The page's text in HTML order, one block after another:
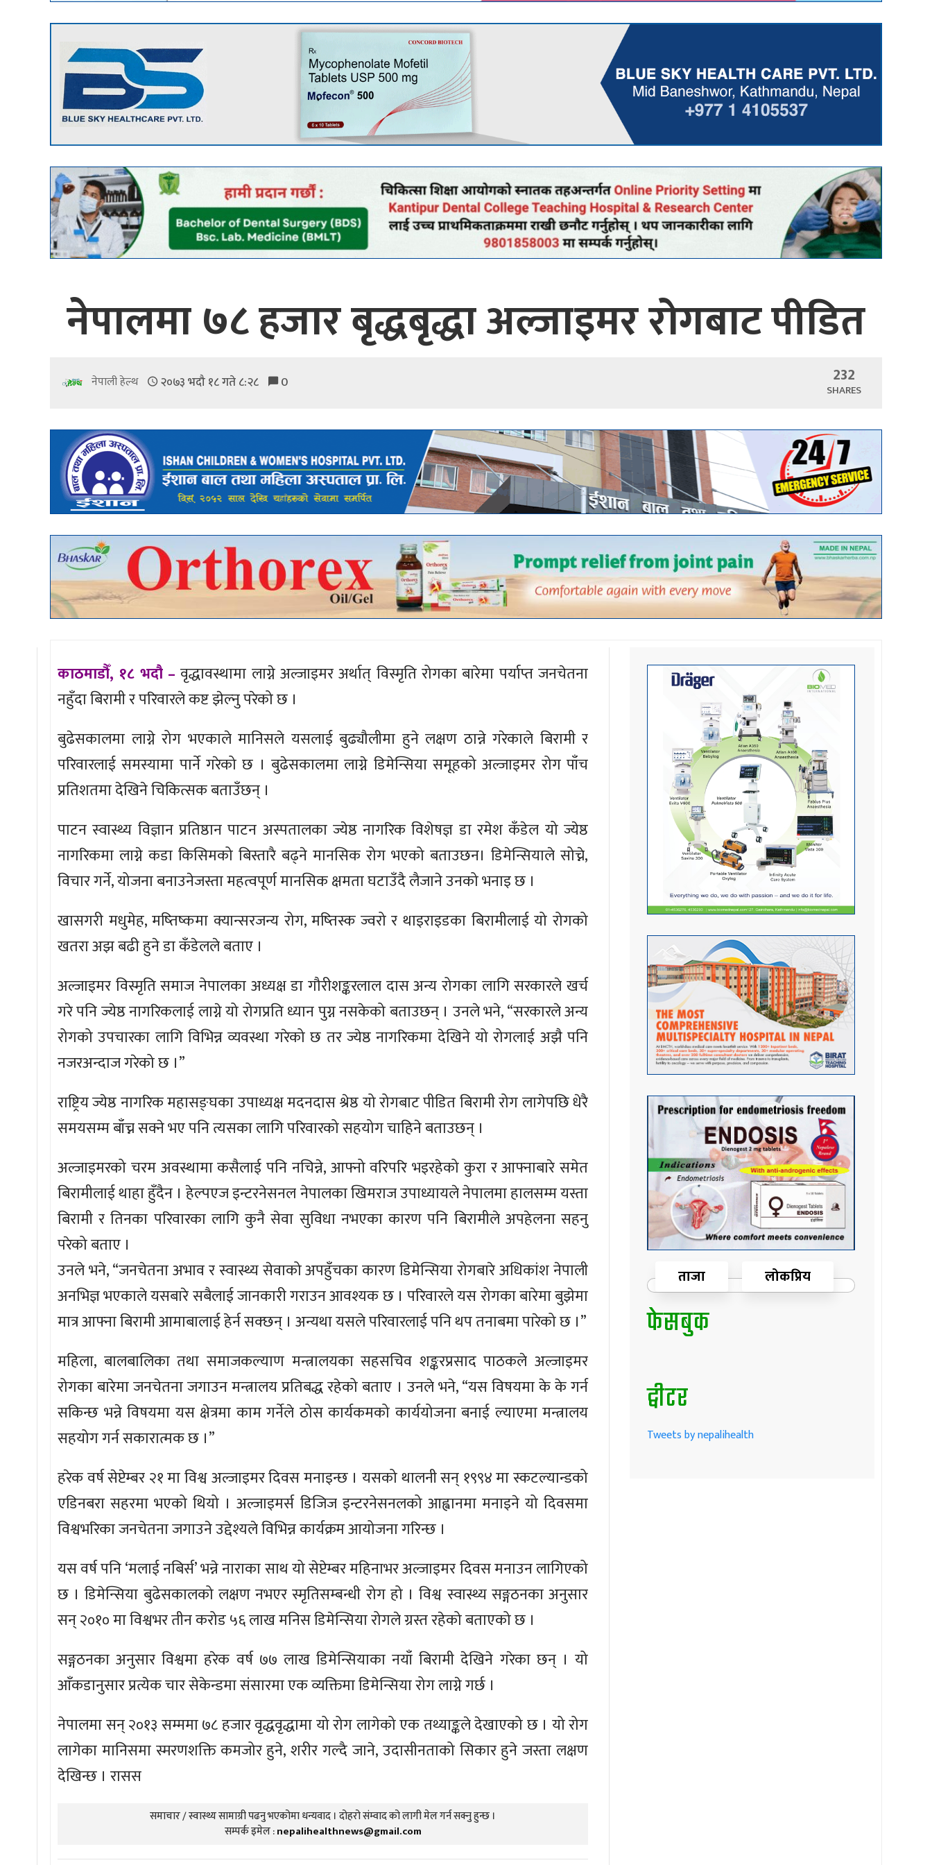
नेपालमा ७८ हजार बृद्धबृद्धा अल्जाइमर रोगबाट पीडित
नेपाली हेल्थ २०७३ भदौ १८ गते ८:२८ 0 232
SHARES
काठमाडौँ, १८ भदौ – वृद्धावस्थामा लाग्ने अल्जाइमर अर्थात् विस्मृति रोगका बारेमा पर्याप्त जनचेतना
नहुँदा बिरामी र परिवारले कष्ट झेल्नु परेको छ ।
बुढेसकालमा लाग्ने रोग भएकाले मानिसले यसलाई बुढ्यौलीमा हुने लक्षण ठान्ने गरेकाले बिरामी र
परिवारलाई समस्यामा पार्ने गरेको छ । बुढेसकालमा लाग्ने डिमेन्सिया समूहको अल्जाइमर रोग पाँच
प्रतिशतमा देखिने चिकित्सक बताउँछन् ।
पाटन स्वास्थ्य विज्ञान प्रतिष्ठान पाटन अस्पतालका ज्येष्ठ नागरिक विशेषज्ञ डा रमेश कँडेल यो ज्येष्ठ
नागरिकमा लाग्ने कडा किसिमको बिस्तारै बढ्ने मानसिक रोग भएको बताउछन। डिमेन्सियाले सोच्ने,
विचार गर्ने, योजना बनाउनेजस्ता महत्वपूर्ण मानसिक क्षमता घटाउँदै लैजाने उनको भनाइ छ ।
खासगरी मधुमेह, मष्तिष्कमा क्यान्सरजन्य रोग, मष्तिस्क ज्वरो र थाइराइडका बिरामीलाई यो रोगको
खतरा अझ बढी हुने डा कँडेलले बताए ।
अल्जाइमर विस्मृति समाज नेपालका अध्यक्ष डा गौरीशङ्करलाल दास अन्य रोगका लागि सरकारले खर्च
गरे पनि ज्येष्ठ नागरिकलाई लाग्ने यो रोगप्रति ध्यान पुग्न नसकेको बताउछन् । उनले भने, “सरकारले अन्य
रोगको उपचारका लागि विभिन्न व्यवस्था गरेको छ तर ज्येष्ठ नागरिकमा देखिने यो रोगलाई अझै पनि
नजरअन्दाज गरेको छ ।”
राष्ट्रिय ज्येष्ठ नागरिक महासङ्घका उपाध्यक्ष मदनदास श्रेष्ठ यो रोगबाट पीडित बिरामी रोग लागेपछि धेरै
समयसम्म बाँच्न सक्ने भए पनि त्यसका लागि परिवारको सहयोग चाहिने बताउछन् ।
अल्जाइमरको चरम अवस्थामा कसैलाई पनि नचिन्ने, आफ्नो वरिपरि भइरहेको कुरा र आफ्नाबारे समेत
बिरामीलाई थाहा हुँदैन । हेल्पएज इन्टरनेसनल नेपालका खिमराज उपाध्यायले नेपालमा हालसम्म यस्ता
बिरामी र तिनका परिवारका लागि कुनै सेवा सुविधा नभएका कारण पनि बिरामीले अपहेलना सहनु
परेको बताए ।
उनले भने, “जनचेतना अभाव र स्वास्थ्य सेवाको अपहुँचका कारण डिमेन्सिया रोगबारे अधिकांश नेपाली
अनभिज्ञ भएकाले यसबारे सबैलाई जानकारी गराउन आवश्यक छ । परिवारले यस रोगका बारेमा बुझेमा
मात्र आफ्ना बिरामी आमाबालाई हेर्न सक्छन् । अन्यथा यसले परिवारलाई पनि थप तनाबमा पारेको छ ।”
महिला, बालबालिका तथा समाजकल्याण मन्त्रालयका सहसचिव शङ्करप्रसाद पाठकले अल्जाइमर
रोगका बारेमा जनचेतना जगाउन मन्त्रालय प्रतिबद्ध रहेको बताए । उनले भने, “यस विषयमा के के गर्न
सकिन्छ भन्ने विषयमा यस क्षेत्रमा काम गर्नेले ठोस कार्यकमको कार्ययोजना बनाई ल्याएमा मन्त्रालय
सहयोग गर्न सकारात्मक छ ।”
हरेक वर्ष सेप्टेम्बर २१ मा विश्व अल्जाइमर दिवस मनाइन्छ । यसको थालनी सन् १९९४ मा स्कटल्यान्डको
एडिनबरा सहरमा भएको थियो । अल्जाइमर्स डिजिज इन्टरनेसनलको आह्वानमा मनाइने यो दिवसमा
विश्वभरिका जनचेतना जगाउने उद्देश्यले विभिन्न कार्यक्रम आयोजना गरिन्छ ।
यस वर्ष पनि ‘मलाई नबिर्स’ भन्ने नाराका साथ यो सेप्टेम्बर महिनाभर अल्जाइमर दिवस मनाउन लागिएको
छ । डिमेन्सिया बुढेसकालको लक्षण नभएर स्मृतिसम्बन्धी रोग हो । विश्व स्वास्थ्य सङ्गठनका अनुसार
सन् २०१० मा विश्वभर तीन करोड ५६ लाख मनिस डिमेन्सिया रोगले ग्रस्त रहेको बताएको छ ।
सङ्गठनका अनुसार विश्वमा हरेक वर्ष ७७ लाख डिमेन्सियाका नयाँ बिरामी देखिने गरेका छन् । यो
आँकडानुसार प्रत्येक चार सेकेन्डमा संसारमा एक व्यक्तिमा डिमेन्सिया रोग लाग्ने गर्छ ।
नेपालमा सन् २०१३ सम्ममा ७८ हजार वृद्धवृद्धामा यो रोग लागेको एक तथ्याङ्कले देखाएको छ । यो रोग
लागेका मानिसमा स्मरणशक्ति कमजोर हुने, शरीर गल्दै जाने, उदासीनताको सिकार हुने जस्ता लक्षण
देखिन्छ । रासस
समाचार / स्वास्थ्य सामाग्री पढनु भएकोमा धन्यवाद । दोहरो संम्वाद को लागी मेल गर्न सक्नु हुन्छ ।
सम्पर्क इमेल :nepalihealthnews@gmail.com
ताजा लोकप्रिय
फेसबुक
ट्वीटर
Tweets by nepalihealth